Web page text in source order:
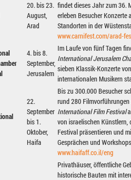
20. bis 23.
August,
Arad
findet dieses Jahr zum 36.
erleben Besucher Konzerte
Standorten in der
www.carnifest.com/arad-
4. bis 8.
September,
Jerusalem
Im Laufe von fünf Tagen
International Jerusalem
sieben Klassik-Konzerte
internationalen Musikern
22.
September
bis 1.
Oktober,
Haifa
Bis zu 300.000 Besucher
rund 280
International Film Festival
von israelischen Künstlern,
Festival präsentieren und
Gesprächen und
www.haifaff.co.il/eng
Privathäuser, öffentliche
historische Bauten mit